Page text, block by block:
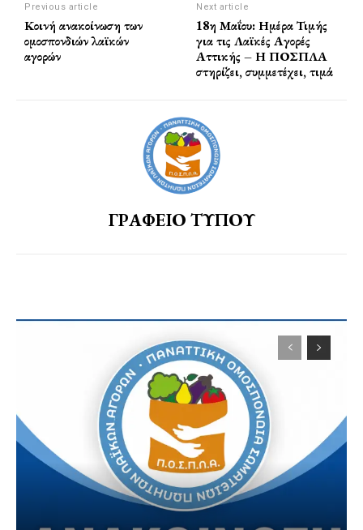
Previous article
Κοινή ανακοίνωση των
ομοσπονδιών λαϊκών
αγορών
Next article
18η Μαΐου: Ημέρα Τιμής
για τις Λαϊκές Αγορές
Αττικής – Η ΠΟΣΠΛΑ
στηρίζει, συμμετέχει, τιμά
ΓΡΑΦΕΙΟ ΤΥΠΟΥ